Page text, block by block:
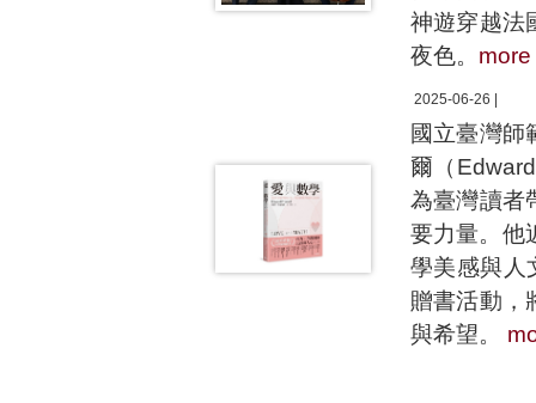
神遊穿越法
夜色。 more
2025-06-26 |
國立臺灣師
爾（
為臺灣讀者
要力量。他
學美感與人
贈書活動，
與希望。